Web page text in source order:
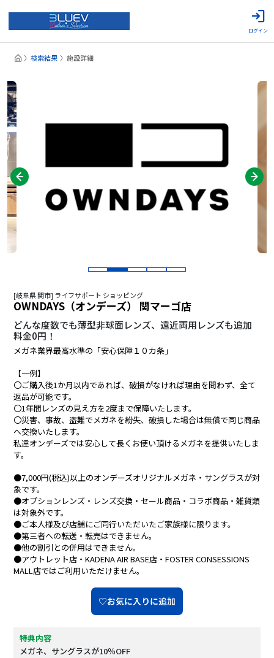
ログイン
検索結果 施設詳細
[岐阜県 関市] ライフサポート ショッピング
OWNDAYS（オンデーズ） 関マーゴ店
どんな度数でも薄型非球面レンズ、遠近両用レンズも追加
料金0円！
メガネ業界最高水準の「安心保障１０カ条」
【一例】
〇ご購入後1か月以内であれば、破損がなければ理由を問わず、全て
返品が可能です。
〇1年間レンズの見え方を2度まで保障いたします。
〇災害、事故、盗難でメガネを紛失、破損した場合は無償で同じ商品
へ交換いたします。
私達オンデーズでは安心して長くお使い頂けるメガネを提供いたしま
す。
●7,000円(税込)以上のオンデーズオリジナルメガネ・サングラスが対
象です。
●オプションレンズ・レンズ交換・セール商品・コラボ商品・雑貨類
は対象外です。
●ご本人様及び店舗にご同行いただいたご家族様に限ります。
●第三者への転送・転売はできません。
●他の割引との併用はできません。
●アウトレット店・KADENA AIR BASE店・FOSTER CONSESSIONS
MALL店ではご利用いただけません。
♡お気に入りに追加
特典内容
メガネ、サングラスが10％OFF